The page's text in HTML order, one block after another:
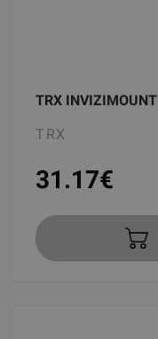
TRX INVIZIMOUNT
TRX
31.17€